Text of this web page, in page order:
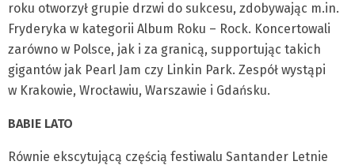
roku otworzył grupie drzwi do sukcesu, zdobywając m.in.
Fryderyka w kategorii Album Roku – Rock. Koncertowali
zarówno w Polsce, jak i za granicą, supportując takich
gigantów jak Pearl Jam czy Linkin Park. Zespół wystąpi
w Krakowie, Wrocławiu, Warszawie i Gdańsku.
BABIE LATO
Równie ekscytującą częścią festiwalu Santander Letnie